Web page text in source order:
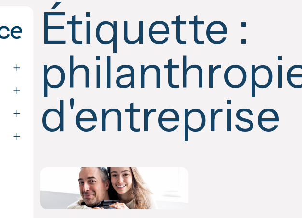
＋
＋
＋
＋
Étiquette :
d'entreprise